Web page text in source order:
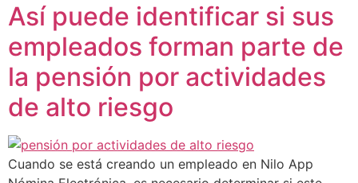
Así puede identificar si sus
empleados forman parte de
la pensión por actividades
de alto riesgo
Cuando se está creando un empleado en Nilo App